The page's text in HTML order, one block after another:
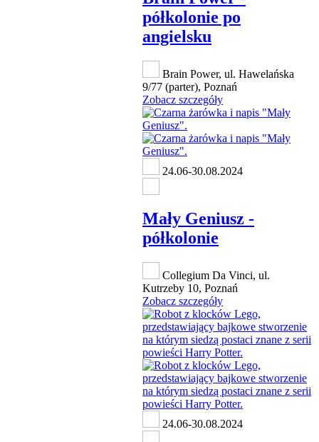
półkolonie po
angielsku
Brain Power, ul. Hawelańska
9/77 (parter), Poznań
Zobacz szczegóły
24.06-30.08.2024
Mały Geniusz -
półkolonie
Collegium Da Vinci, ul.
Kutrzeby 10, Poznań
Zobacz szczegóły
24.06-30.08.2024